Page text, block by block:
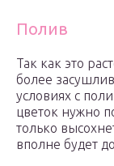
Полив
Так как это
более
условиях с
цветок нужно
только
вполне будет